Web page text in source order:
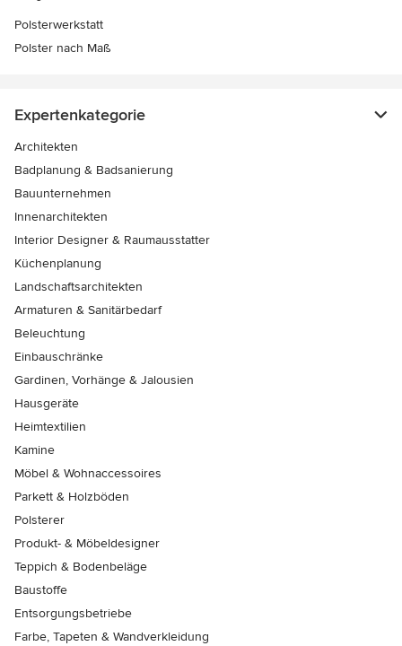
Polsterwerkstatt
Polster nach Maß
Expertenkategorie
Architekten
Badplanung & Badsanierung
Bauunternehmen
Innenarchitekten
Interior Designer & Raumausstatter
Küchenplanung
Landschaftsarchitekten
Armaturen & Sanitärbedarf
Beleuchtung
Einbauschränke
Gardinen, Vorhänge & Jalousien
Hausgeräte
Heimtextilien
Kamine
Möbel & Wohnaccessoires
Parkett & Holzböden
Polsterer
Produkt- & Möbeldesigner
Teppich & Bodenbeläge
Baustoffe
Entsorgungsbetriebe
Farbe, Tapeten & Wandverkleidung